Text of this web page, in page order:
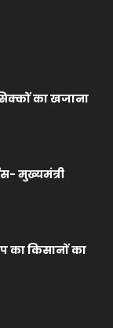
का खजाना
मुख्यमंत्री
का किसानों का